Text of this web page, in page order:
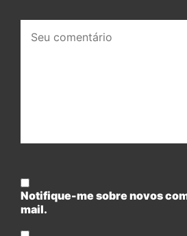
comentário:
Notifique-me sobre novos
mail.